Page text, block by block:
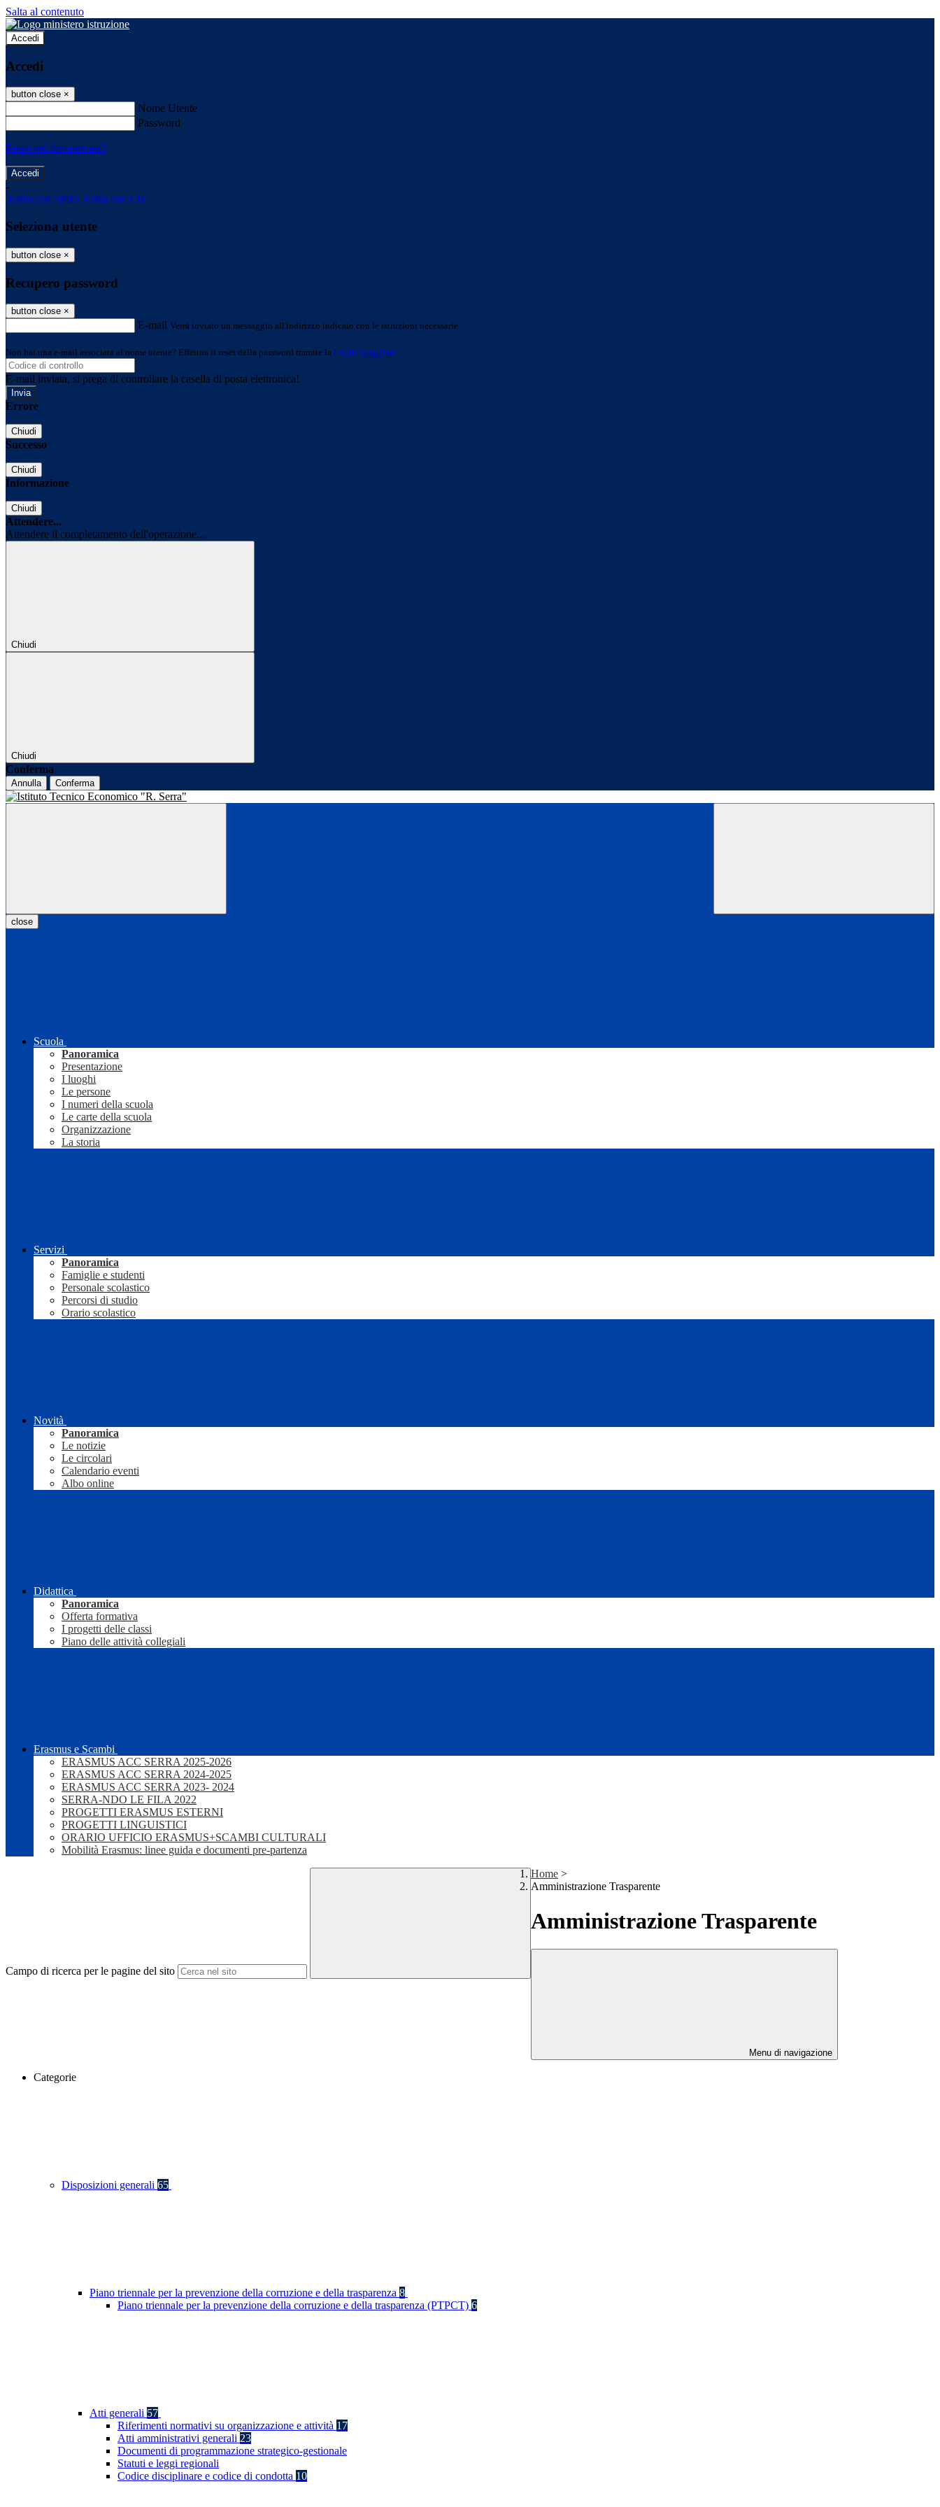
Salta al contenuto
Accedi
Accedi
button close ×
Nome Utente
Password
Password dimenticata?
-
Entra con SPID Entra con CIE
Seleziona utente
button close ×
Recupero password
button close ×
E-mail Verrà inviato un messaggio all'indirizzo indicato con le istruzioni necessarie.
Non hai una e-mail associata al nome utente? Effettua il reset della password tramite la Login Spaggiari
E-mail inviata, si prega di controllare la casella di posta elettronica!
Errore
Chiudi
Successo
Chiudi
Informazione
Chiudi
Attendere...
Attendere il completamento dell'operazione...
Chiudi
Chiudi
Conferma
Annulla Conferma
close
Scuola
Panoramica
Presentazione
I luoghi
Le persone
I numeri della scuola
Le carte della scuola
Organizzazione
La storia
Servizi
Panoramica
Famiglie e studenti
Personale scolastico
Percorsi di studio
Orario scolastico
Novità
Panoramica
Le notizie
Le circolari
Calendario eventi
Albo online
Didattica
Panoramica
Offerta formativa
I progetti delle classi
Piano delle attività collegiali
Erasmus e Scambi
ERASMUS ACC SERRA 2025-2026
ERASMUS ACC SERRA 2024-2025
ERASMUS ACC SERRA 2023- 2024
SERRA-NDO LE FILA 2022
PROGETTI ERASMUS ESTERNI
PROGETTI LINGUISTICI
ORARIO UFFICIO ERASMUS+SCAMBI CULTURALI
Mobilità Erasmus: linee guida e documenti pre-partenza
Campo di ricerca per le pagine del sito
Home >
Amministrazione Trasparente
Amministrazione Trasparente
Menu di navigazione
Categorie
Disposizioni generali 65
Piano triennale per la prevenzione della corruzione e della trasparenza 8
Piano triennale per la prevenzione della corruzione e della trasparenza (PTPCT) 6
Atti generali 57
Riferimenti normativi su organizzazione e attività 17
Atti amministrativi generali 23
Documenti di programmazione strategico-gestionale
Statuti e leggi regionali
Codice disciplinare e codice di condotta 10